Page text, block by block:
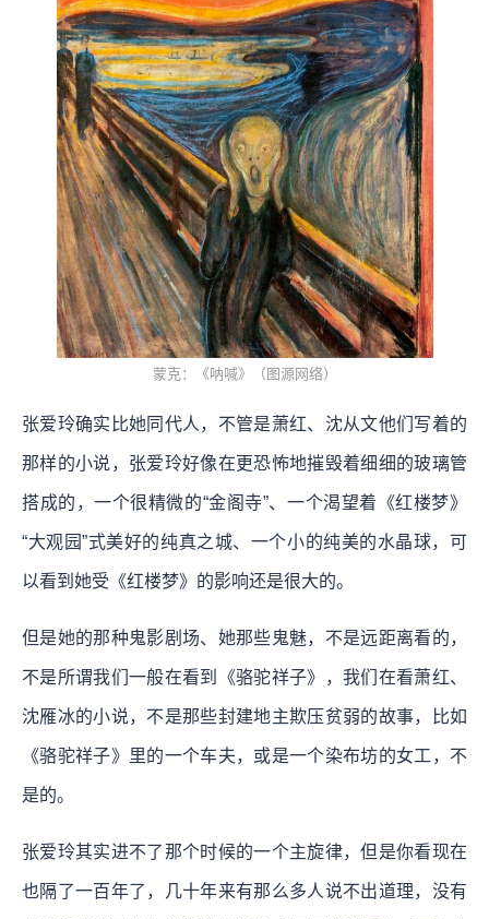
蒙克：《呐喊》（图源网络）
张爱玲确实比她同代人，不管是萧红、沈从文他们写着的
那样的小说，张爱玲好像在更恐怖地摧毁着细细的玻璃管
搭成的，一个很精微的“金阁寺”、一个渴望着《红楼梦》
“大观园”式美好的纯真之城、一个小的纯美的水晶球，可
以看到她受《红楼梦》的影响还是很大的。
但是她的那种鬼影剧场、她那些鬼魅，不是远距离看的，
不是所谓我们一般在看到《骆驼祥子》，我们在看萧红、
沈雁冰的小说，不是那些封建地主欺压贫弱的故事，比如
《骆驼祥子》里的一个车夫，或是一个染布坊的女工，不
是的。
张爱玲其实进不了那个时候的一个主旋律，但是你看现在
也隔了一百年了，几十年来有那么多人说不出道理，没有